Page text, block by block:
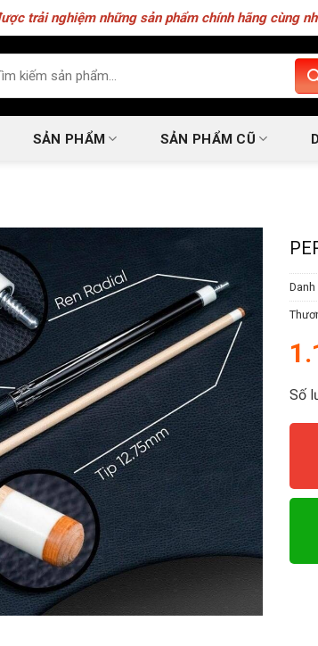
trải nghiệm những sản phẩm chính hãng cùng
SẢN PHẨM SẢN PHẨM CŨ
Số